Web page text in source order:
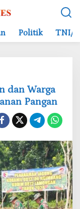
Politik TNI/
dan Warga
Pangan